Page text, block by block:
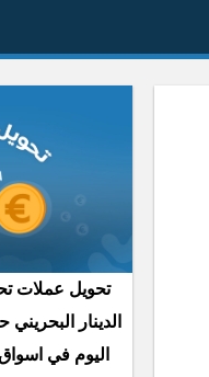
تحويل عملات
الدينار
اليوم في